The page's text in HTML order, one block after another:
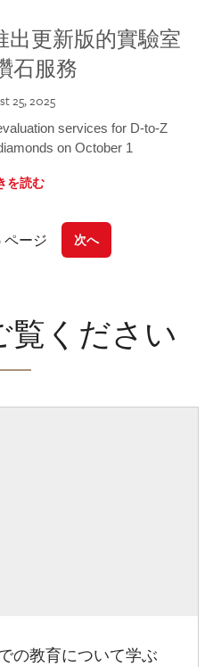
出更新版的實驗室
石服務
25, 2025
services for D-to-Z
on October 1
を読む
ページ 次へ
覧ください
の教育について学ぶ